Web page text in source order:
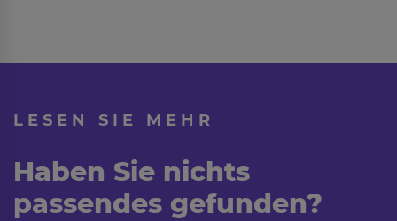
LESEN SIE MEHR
Haben Sie nichts
passendes gefunden?